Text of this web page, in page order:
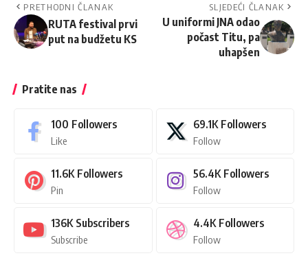
PRETHODNI ČLANAK
RUTA festival prvi
put na budžetu KS
SLJEDEĆI ČLANAK
U uniformi JNA odao
počast Titu, pa
uhapšen
Pratite nas
100 Followers
Like
69.1K Followers
Follow
11.6K Followers
Pin
56.4K Followers
Follow
136K Subscribers
Subscribe
4.4K Followers
Follow